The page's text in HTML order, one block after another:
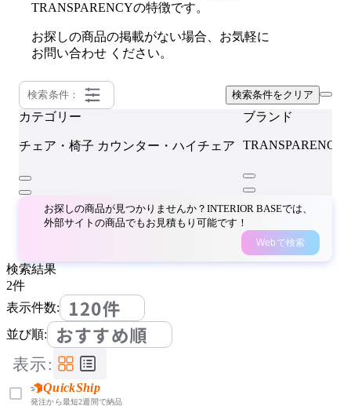
TRANSPARENCYの特徴です。
お探しの商品の掲載がない場合、お気軽に
お問い合わせ ください。
検索条件： 検索条件をクリア
カテゴリー
チェア・椅子 カウンター・ハイチェア
ブランド
TRANSPARENCY
お探しの商品が見つかりませんか？INTERIOR BASEでは、
外部サイトの商品でもお見積もり可能です！
Webで検索
検索結果
2件
表示件数:
120件
並び順: おすすめ順
表示:
QuickShip
発注から最短2週間で納品